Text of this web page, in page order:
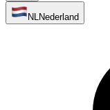
NL Nederland